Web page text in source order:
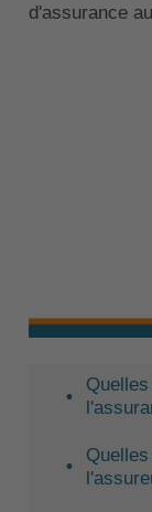
d'assurance